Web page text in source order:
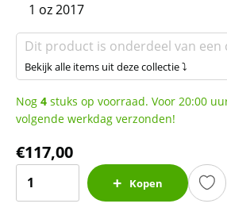
1 oz 2017
Dit product is onderdeel van een
Bekijk alle items uit deze collectie ⤵
Nog 4 stuks op voorraad. Voor 20:00
volgende werkdag verzonden!
€117,00
Kopen